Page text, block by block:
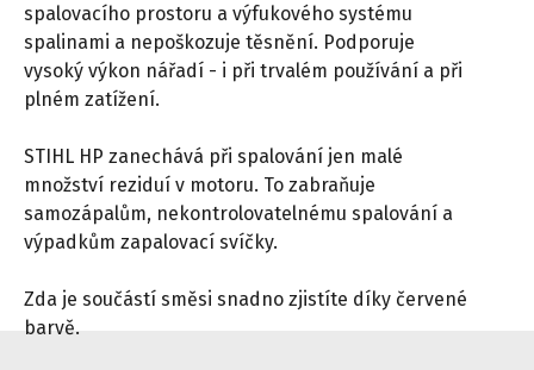
spalovacího prostoru a výfukového systému
spalinami a nepoškozuje těsnění. Podporuje
vysoký výkon nářadí - i při trvalém používání a při
plném zatížení.
STIHL HP zanechává při spalování jen malé
množství reziduí v motoru. To zabraňuje
samozápalům, nekontrolovatelnému spalování a
výpadkům zapalovací svíčky.
Zda je součástí směsi snadno zjistíte díky červené
barvě.